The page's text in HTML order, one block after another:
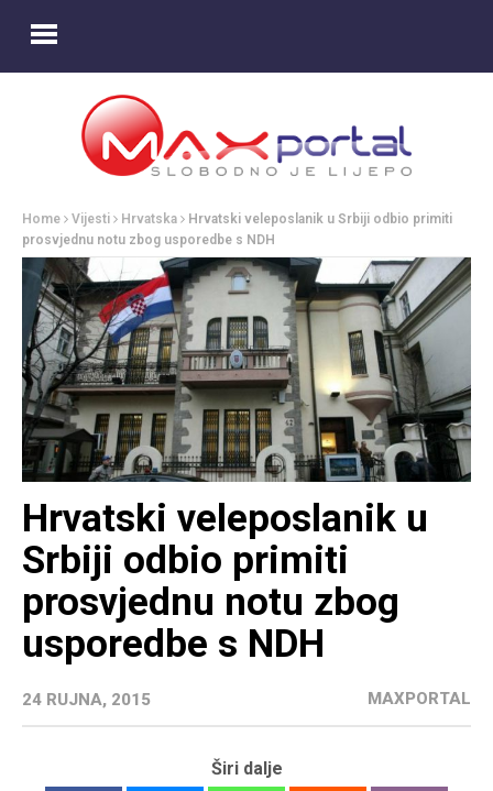
Home Vijesti Hrvatska
Hrvatski veleposlanik u Srbiji odbio primiti
prosvjednu notu zbog usporedbe s NDH
Hrvatski veleposlanik u
Srbiji odbio primiti
prosvjednu notu zbog
usporedbe s NDH
24 RUJNA, 2015 MAXPORTAL
Širi dalje